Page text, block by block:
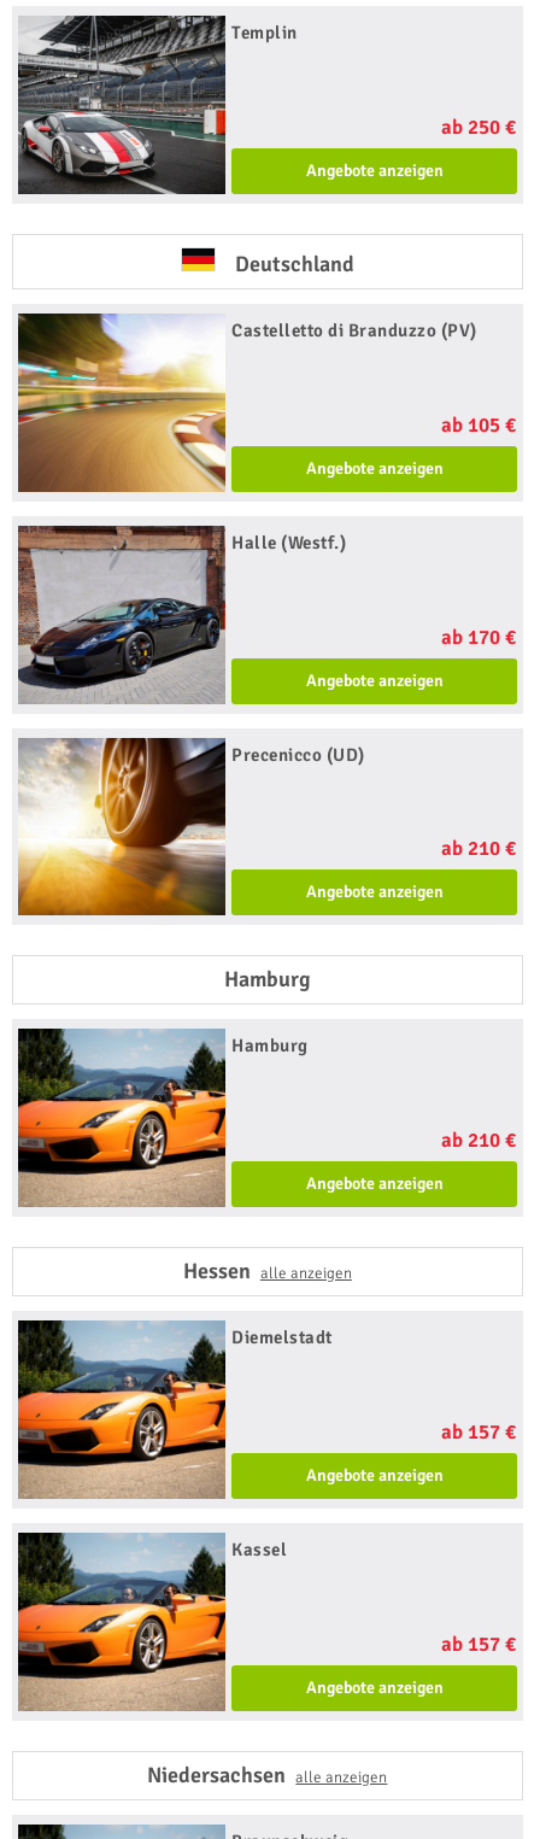
Templin
ab 250 €
Angebote anzeigen
Deutschland
Castelletto di Branduzzo (PV)
ab 105 €
Angebote anzeigen
Halle (Westf.)
ab 170 €
Angebote anzeigen
Precenicco (UD)
ab 210 €
Angebote anzeigen
Hamburg
Hamburg
ab 210 €
Angebote anzeigen
Hessen alle anzeigen
Diemelstadt
ab 157 €
Angebote anzeigen
Kassel
ab 157 €
Angebote anzeigen
Niedersachsenalle anzeigen